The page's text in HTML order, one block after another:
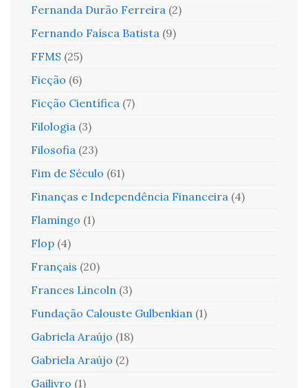
Fernanda Durão Ferreira (2)
Fernando Faísca Batista (9)
FFMS (25)
Ficção (6)
Ficção Científica (7)
Filologia (3)
Filosofia (23)
Fim de Século (61)
Finanças e Independência Financeira (4)
Flamingo (1)
Flop (4)
Français (20)
Frances Lincoln (3)
Fundação Calouste Gulbenkian (1)
Gabriela Araújo (18)
Gabriela Araújo (2)
Gailivro (1)